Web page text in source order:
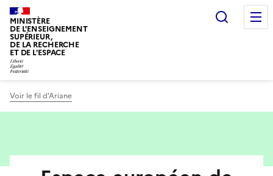
MINISTÈRE
DE L'ENSEIGNEMENT
SUPÉRIEUR,
DE LA RECHERCHE
ET DE L'ESPACE
Voir le fil d’Ariane
Panneau de gestion des cookies